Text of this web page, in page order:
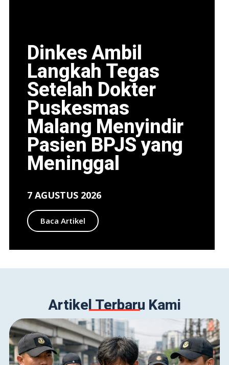
Dinkes Ambil
Langkah Tegas
Setelah Dokter
Puskesmas
Malang Menyindir
Pasien BPJS yang
Meninggal
7 AGUSTUS 2026
Baca Artikel
Artikel Terbaru Kami